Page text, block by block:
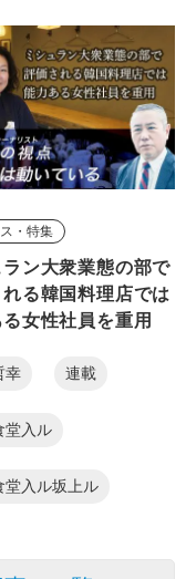
・特集
ラン大衆業態の部で
る韓国料理店では
女性社員を重用
幸 連載
堂入ル
堂入ル坂上ル